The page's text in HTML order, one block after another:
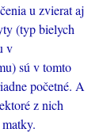
u zvierat aj
(typ bielych
v
sú v tomto
početné. A
z nich